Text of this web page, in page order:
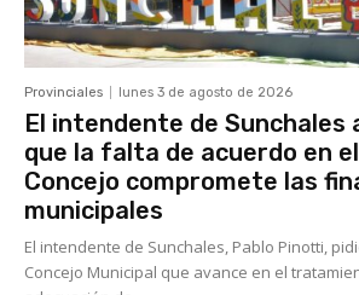
Provinciales lunes 3 de agosto de 2026
El intendente de Sunchales
que la falta de acuerdo en el
Concejo compromete las
municipales
El intendente de Sunchales, Pablo Pinotti,
Concejo Municipal que avance en el